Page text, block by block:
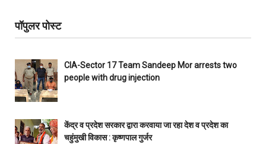
पॉपुलर पोस्ट
CIA-Sector 17 Team Sandeep Mor arrests two
people with drug injection
केंद्र व प्रदेश सरकार द्वारा करवाया जा रहा देश व प्रदेश का
चहुंमुखी विकास : कृष्णपाल गुर्जर